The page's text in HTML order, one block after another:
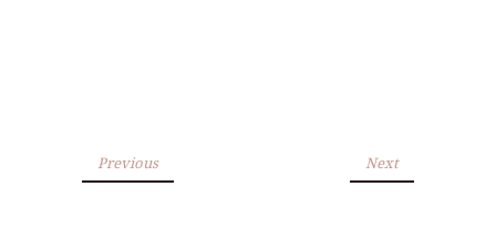
Previous Next